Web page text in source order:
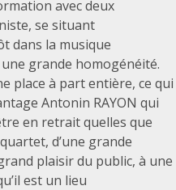
avec deux
se situant
dans la musique
grande homogénéité.
place à part entière, ce qui
Antonin RAYON qui
en retrait quelles que
d’une grande
plaisir du public, à une
est un lieu